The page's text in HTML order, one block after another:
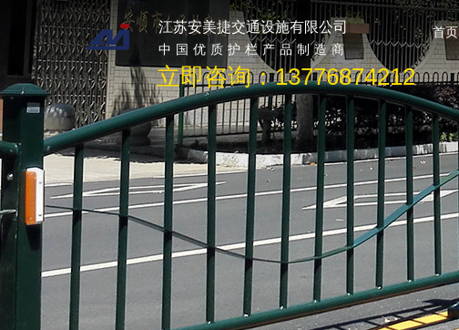
江苏安美捷交通设施有限公司
中国优质护栏产品制造商
首页
立即咨询：13776874212